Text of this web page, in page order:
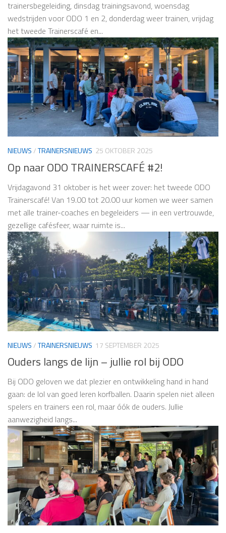
trainersbegeleiding, dinsdag trainingsavond, woensdag
wedstrijden voor ODO 1 en 2, donderdag weer trainen, vrijdag
het tweede Trainerscafé en...
NIEUWS/TRAINERSNIEUWS 25 OKTOBER 2025
Op naar ODO TRAINERSCAFÉ #2!
Vrijdagavond 31 oktober is het weer zover: het tweede ODO
Trainerscafé! Van 19.00 tot 20.00 uur komen we weer samen
met alle trainer-coaches en begeleiders — in een vertrouwde,
gezellige cafésfeer, waar ruimte is...
NIEUWS/TRAINERSNIEUWS 17 SEPTEMBER 2025
Ouders langs de lijn – jullie rol bij ODO
Bij ODO geloven we dat plezier en ontwikkeling hand in hand
gaan: de lol van goed leren korfballen. Daarin spelen niet alleen
spelers en trainers een rol, maar óók de ouders. Jullie
aanwezigheid langs...